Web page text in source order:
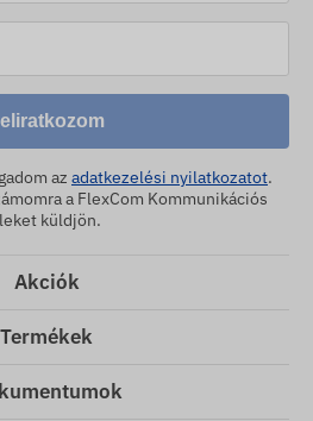
az adatkezelési nyilatkozatot.
a FlexCom Kommunikációs
küldjön.
Akciók
Termékek